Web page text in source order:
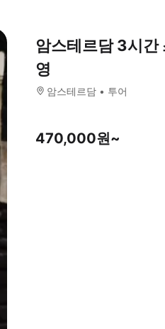
암스테르담 3시간
영
암스테르담 투어
470,000원~